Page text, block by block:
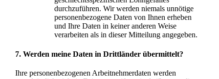
durchzuführen. Wir werden niemals unnötige
personenbezogene Daten von Ihnen erheben
und Ihre Daten in keiner anderen Weise
verarbeiten als in dieser Mitteilung angegeben.
7. Werden meine Daten in Drittländer übermittelt?
Ihre personenbezogenen Arbeitnehmerdaten werden